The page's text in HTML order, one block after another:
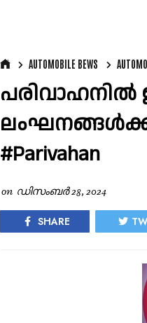
AUTOMOBILE BEWS
പരിവാഹനിൽ
ലംഘനങ്ങൾക്ക്
#Parivahan
on ഡിസംബർ 28, 2024
SHARE